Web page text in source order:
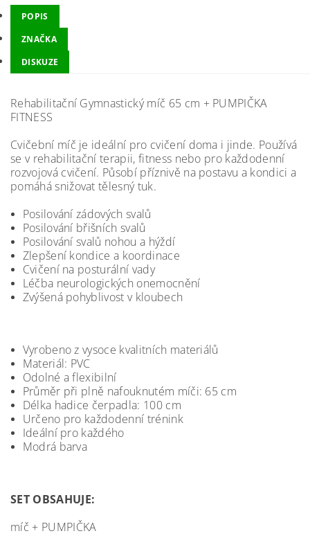
POPIS
ZNAČKA
DISKUZE
Rehabilitační Gymnastický míč 65 cm + PUMPIČKA
FITNESS
Cvičební míč je ideální pro cvičení doma i jinde. Používá
se v rehabilitační terapii, fitness nebo pro každodenní
rozvojová cvičení. Působí příznivě na postavu a kondici a
pomáhá snižovat tělesný tuk.
Posilování zádových svalů
Posilování břišních svalů
Posilování svalů nohou a hýždí
Zlepšení kondice a koordinace
Cvičení na posturální vady
Léčba neurologických onemocnění
Zvýšená pohyblivost v kloubech
Vyrobeno z vysoce kvalitních materiálů
Materiál: PVC
Odolné a flexibilní
Průměr při plně nafouknutém míči: 65 cm
Délka hadice čerpadla: 100 cm
Určeno pro každodenní trénink
Ideální pro každého
Modrá barva
SET OBSAHUJE:
míč + PUMPIČKA